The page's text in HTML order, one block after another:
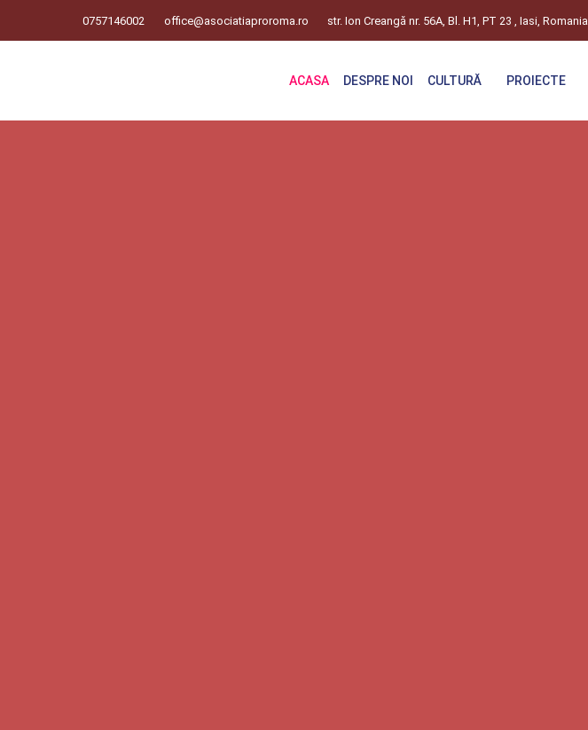
0757146002 office@asociatiaproroma.ro str. Ion Creangă nr. 56A, Bl. H1, PT 23 , Iasi, Romania
ACASA DESPRE NOI CULTURĂ PROIECTE